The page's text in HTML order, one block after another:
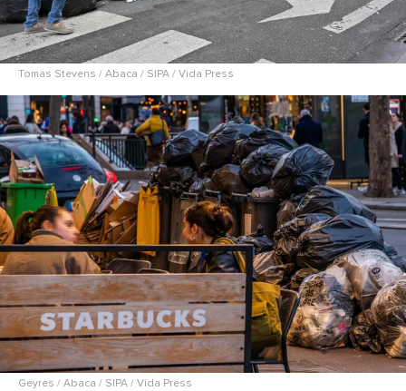
Tomas Stevens / Abaca / SIPA / Vida Press
Geyres / Abaca / SIPA / Vida Press